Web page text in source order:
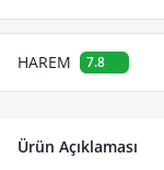
HAREM 7.8
Ürün Açıklaması